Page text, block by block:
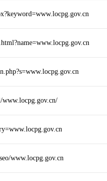
www.locpg.gov.cn